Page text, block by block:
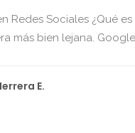
Redes Sociales ¿Qué
más bien lejana.
E.